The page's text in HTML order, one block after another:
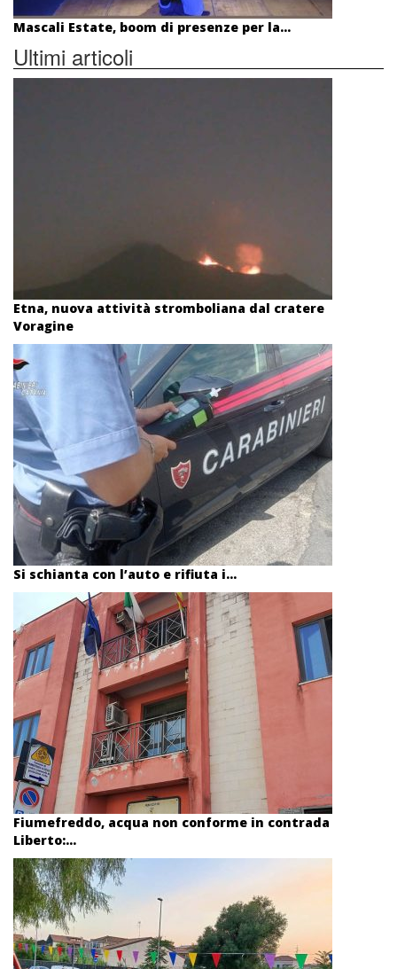
Mascali Estate, boom di presenze per la...
Ultimi articoli
Etna, nuova attività stromboliana dal cratere
Voragine
Si schianta con l’auto e rifiuta i...
Fiumefreddo, acqua non conforme in contrada
Liberto:...